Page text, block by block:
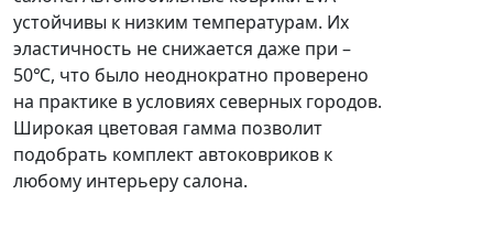
устойчивы к низким температурам. Их
эластичность не снижается даже при –
50℃, что было неоднократно проверено
на практике в условиях северных городов.
Широкая цветовая гамма позволит
подобрать комплект автоковриков к
любому интерьеру салона.